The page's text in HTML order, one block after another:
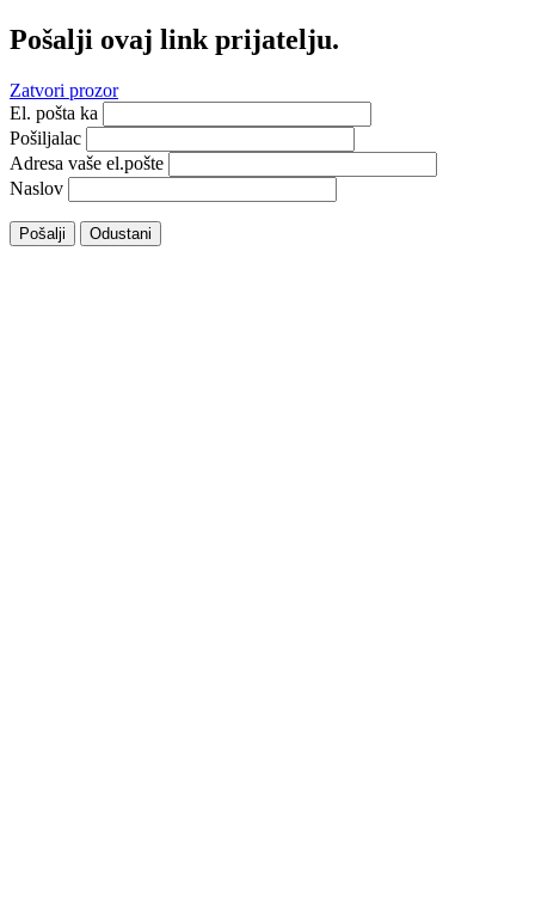
Pošalji ovaj link prijatelju.
Zatvori prozor
El. pošta ka
Pošiljalac
Adresa vaše el.pošte
Naslov
Pošalji Odustani